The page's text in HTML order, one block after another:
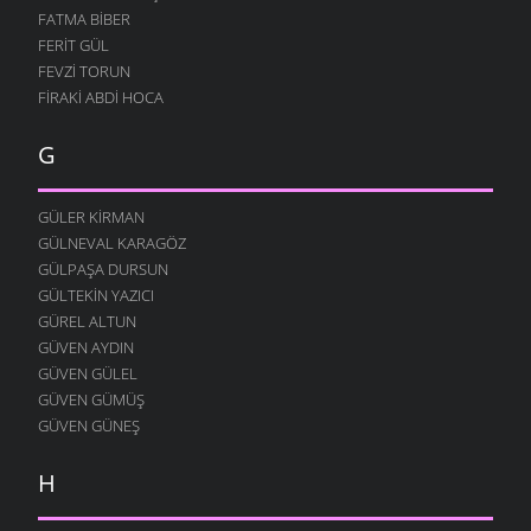
12 AĞUSTOS 2004
MURTEZ
12 AĞUSTOS 2004
12 AĞUSTOS 2004
FESTIVAL
12 AĞUSTOS 2004
MERAKLI MELAHAT
12 AĞUSTOS 2004
HALK EĞITIMI
12 AĞUSTOS 2004
HASTAHANEDE DURUM
GIDIYORUZ
FATMA BIBER
FERIT GÜL
FEVZI TORUN
FIRAKI ABDI HOCA
G
GÜLER KIRMAN
GÜLNEVAL KARAGÖZ
GÜLPAŞA DURSUN
GÜLTEKIN YAZICI
GÜREL ALTUN
GÜVEN AYDIN
GÜVEN GÜLEL
GÜVEN GÜMÜŞ
GÜVEN GÜNEŞ
H